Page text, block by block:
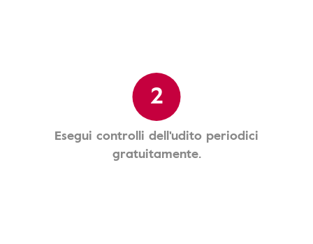
2
Esegui controlli dell'udito periodici
gratuitamente.